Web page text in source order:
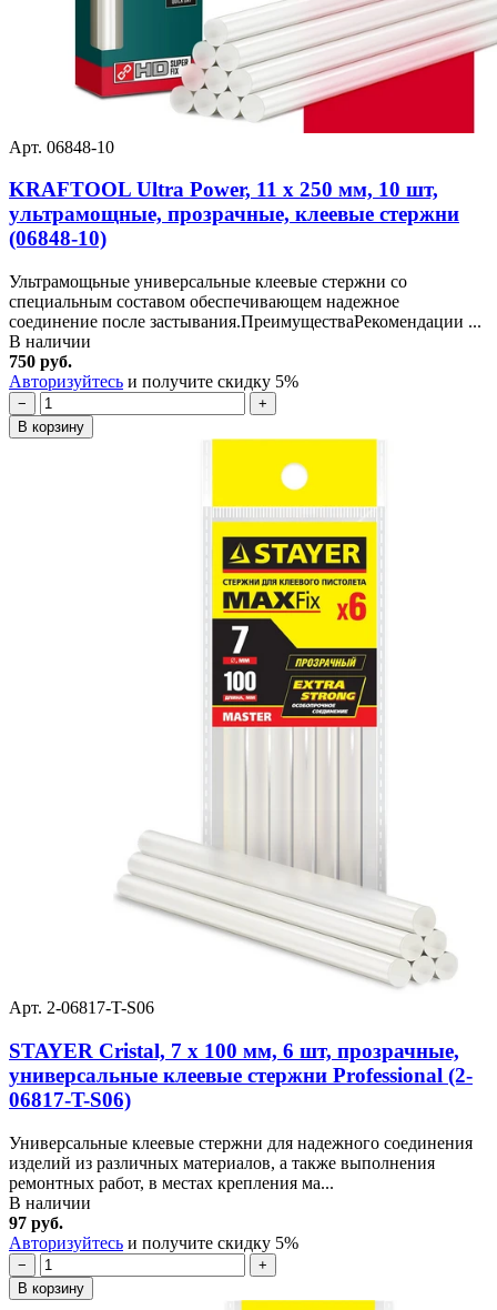
Арт. 06848-10
KRAFTOOL Ultra Power, 11 х 250 мм, 10 шт,
ультрамощные, прозрачные, клеевые стержни
(06848-10)
Ультрамощьные универсальные клеевые стержни со
специальным составом обеспечивающем надежное
соединение после застывания.ПреимуществаРекомендации ...
В наличии
750 руб.
Авторизуйтесь и получите скидку 5%
−
+
В корзину
Арт. 2-06817-T-S06
STAYER Cristal, 7 х 100 мм, 6 шт, прозрачные,
универсальные клеевые стержни Professional (2-
06817-T-S06)
Универсальные клеевые стержни для надежного соединения
изделий из различных материалов, а также выполнения
ремонтных работ, в местах крепления ма...
В наличии
97 руб.
Авторизуйтесь и получите скидку 5%
−
+
В корзину